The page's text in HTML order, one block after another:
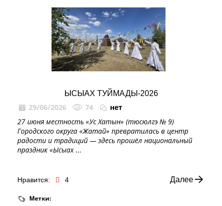
ЫСЫАХ ТУЙМАДЫ‑2026
29/06/2026 74
нет
27 июня местность «Ус Хатын» (тюсюлгэ № 9)
Городского округа «Жатай» превратилась в центр
радости и традиций — здесь прошёл национальный
праздник «Ысыах ...
Нравится: 4 Далее
Метки: